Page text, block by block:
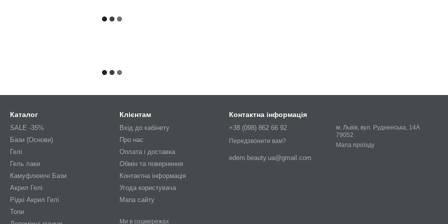
Каталог
SALE -35%
Бази (Основи)
Гелі
Гель лаки
Камуфлюючі Бази
Акрил Гелі
Рідкі Акрил Гелі
Топи
Клієнтам
Вхід до кабінету
Про нас
Оплата і доставка
Обмін та повернення
Контактна інформація
Угода користувача
Мапа сайту
Ми в соцмережах
Контактна інформація
+38 (098) 862 66 92
Передзвонити вам?
edem.beauty.ua@gmail.com
м. Львів, вул. Рудненська, 14А
79052
Мапа проїзду